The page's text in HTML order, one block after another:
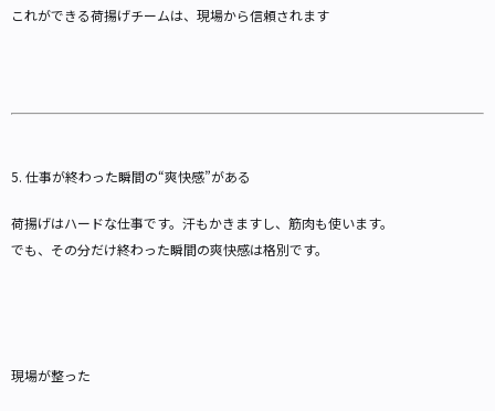
これができる荷揚げチームは、現場から信頼されます
5. 仕事が終わった瞬間の“爽快感”がある
荷揚げはハードな仕事です。汗もかきますし、筋肉も使います。
でも、その分だけ終わった瞬間の爽快感は格別です。
現場が整った